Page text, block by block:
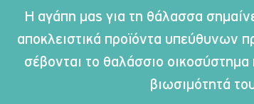
Η αγάπη μας για τη θάλασσα
αποκλειστικά προϊόντα υπεύθυνων
σέβονται το θαλάσσιο οικοσύστημα
βιωσιμότητά